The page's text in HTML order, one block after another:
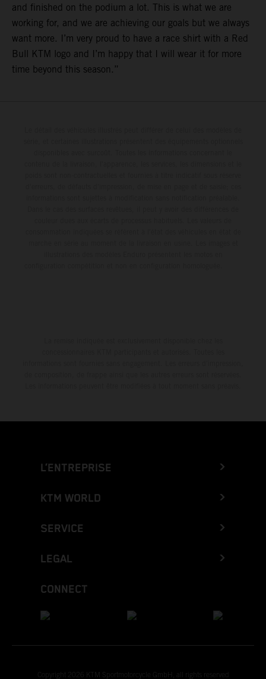
and finished on the podium a lot. This is what we are
working for, and we are achieving our goals but we always
want more. I’m very proud to have a race shirt with a Red
Bull KTM logo and I’m happy that I will wear it for more
time beyond this season.”
L’ENTREPRISE
KTM WORLD
SERVICE
LEGAL
CONNECT
Copyright 2026 KTM Sportmotorcycle GmbH, all rights reserved